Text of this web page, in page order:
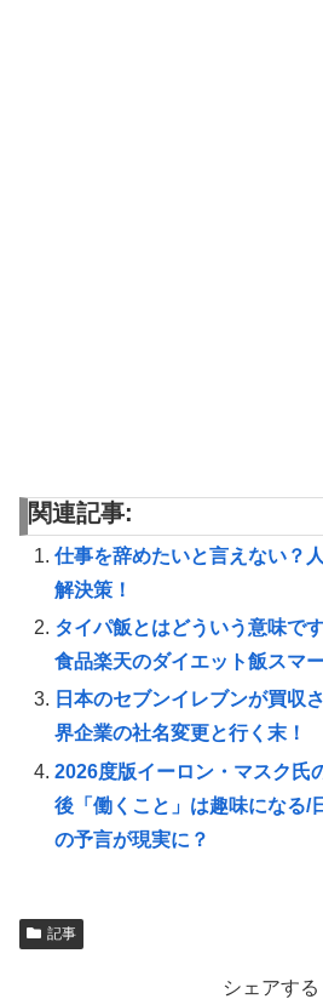
関連記事:
仕事を辞めたいと言えない？
解決策！
タイパ飯とはどういう意味で
食品楽天のダイエット飯スマ
日本のセブンイレブンが買収
界企業の社名変更と行く末！
2026度版イーロン・マスク氏
後「働くこと」は趣味になる/
の予言が現実に？
記事
シェアする